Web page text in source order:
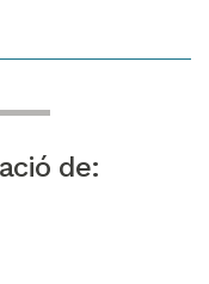
de: